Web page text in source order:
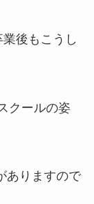
後もこうし
クールの姿
ありますので